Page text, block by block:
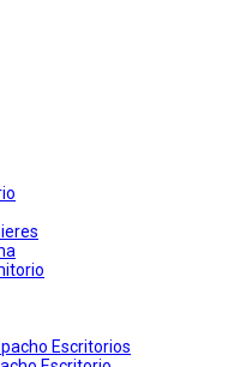
Escritorios